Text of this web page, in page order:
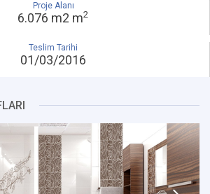
Proje Alanı
6.076 m2 m2
Teslim Tarihi
01/03/2016